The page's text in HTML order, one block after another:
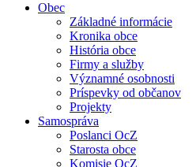
Obec
Základné informácie
Kronika obce
História obce
Firmy a služby
Významné osobnosti
Príspevky od občanov
Projekty
Samospráva
Poslanci OcZ
Starosta obce
Komisie OcZ